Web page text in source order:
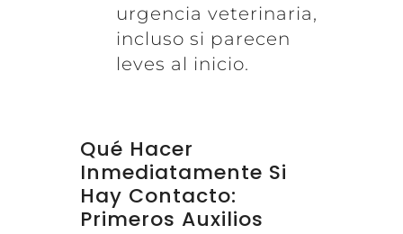
urgencia veterinaria,
incluso si parecen
leves al inicio.
Qué Hacer
Inmediatamente Si
Hay Contacto:
Primeros Auxilios